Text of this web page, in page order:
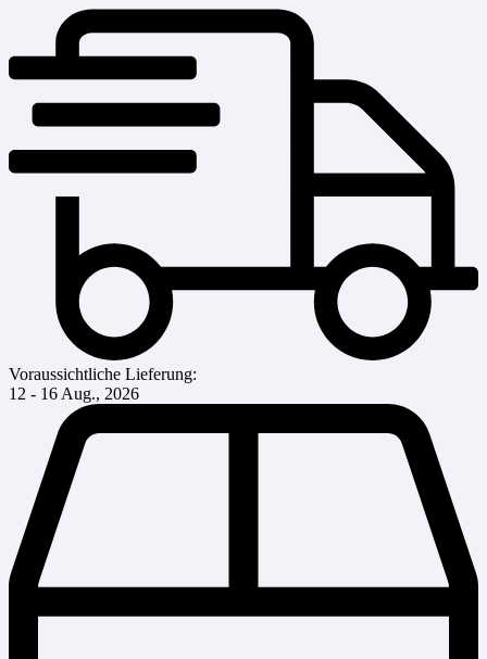
Voraussichtliche Lieferung:
12 - 16 Aug., 2026